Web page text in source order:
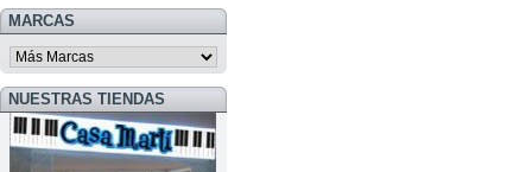
MARCAS
NUESTRAS TIENDAS